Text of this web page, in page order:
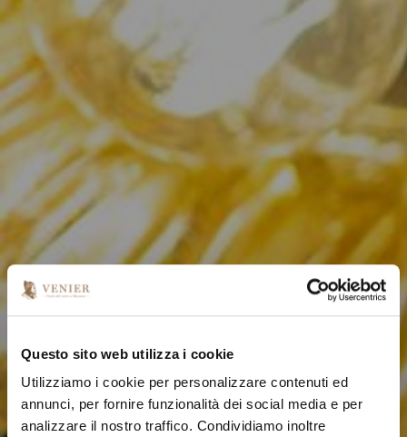
Questo sito web utilizza i cookie
Utilizziamo i cookie per personalizzare contenuti ed
annunci, per fornire funzionalità dei social media e per
analizzare il nostro traffico. Condividiamo inoltre